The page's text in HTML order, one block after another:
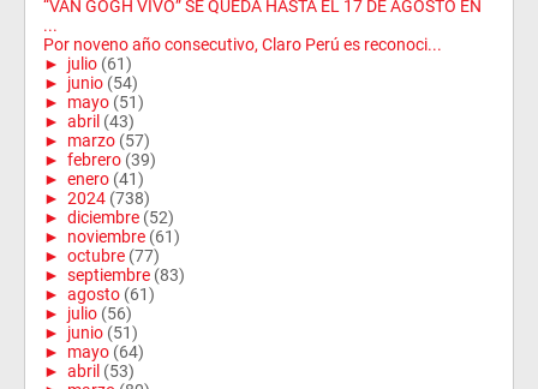
“VAN GOGH VIVO” SE QUEDA HASTA EL 17 DE AGOSTO EN
...
Por noveno año consecutivo, Claro Perú es reconoci...
► julio (61)
► junio (54)
► mayo (51)
► abril (43)
► marzo (57)
► febrero (39)
► enero (41)
► 2024 (738)
► diciembre (52)
► noviembre (61)
► octubre (77)
► septiembre (83)
► agosto (61)
► julio (56)
► junio (51)
► mayo (64)
► abril (53)